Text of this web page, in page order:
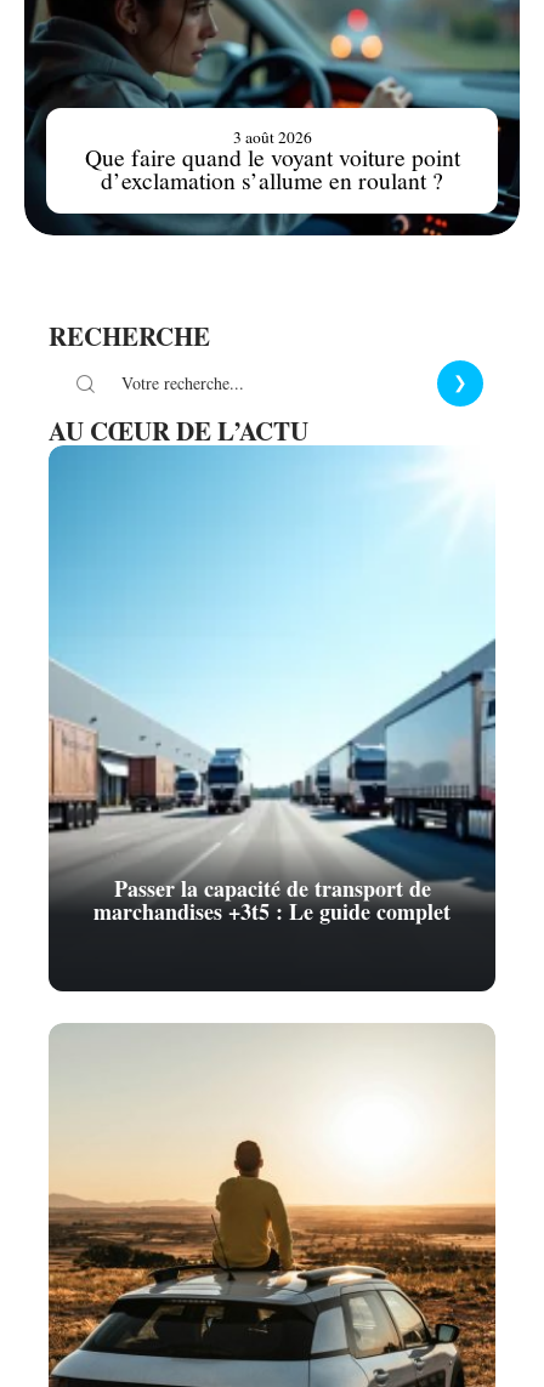
Que faire quand le voyant voiture point
d’exclamation s’allume en roulant ?
3 août 2026
RECHERCHE
AU CŒUR DE L’ACTU
Passer la capacité de transport de
marchandises +3t5 : Le guide complet